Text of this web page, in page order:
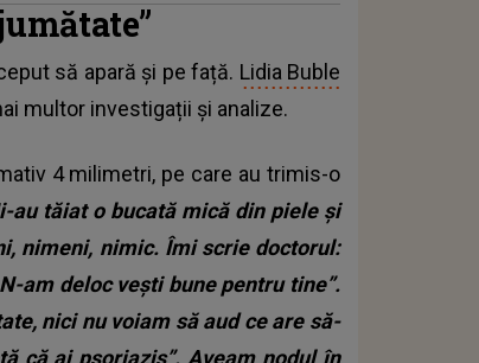
să apară și pe față. Lidia Buble
multor investigații și analize.
4 milimetri, pe care au trimis-o
au tăiat o bucată mică din piele și
nimeni, nimic. Îmi scrie doctorul:
am deloc vești bune pentru tine”.
nici nu voiam să aud ce are să-
că ai psoriazis”. Aveam nodul în